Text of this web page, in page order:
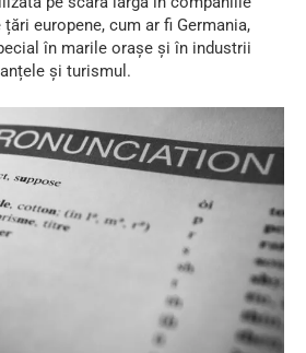
europene, cum ar fi Germania,
în marile orașe și în industrii
și turismul.